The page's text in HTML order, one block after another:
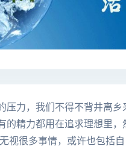
力，我们不得不背井离乡
的精力都用在追求理想里，
视很多事情，或许也包括